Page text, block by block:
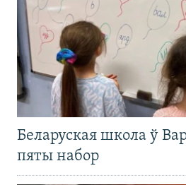
Беларуская школа ў
пяты набор